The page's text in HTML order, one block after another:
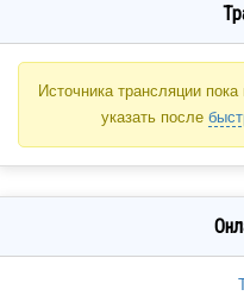
Источника трансляции
указать после